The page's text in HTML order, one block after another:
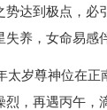
势达到极点，
失养，女命易感
太岁尊神位在
烈，再遇丙午，